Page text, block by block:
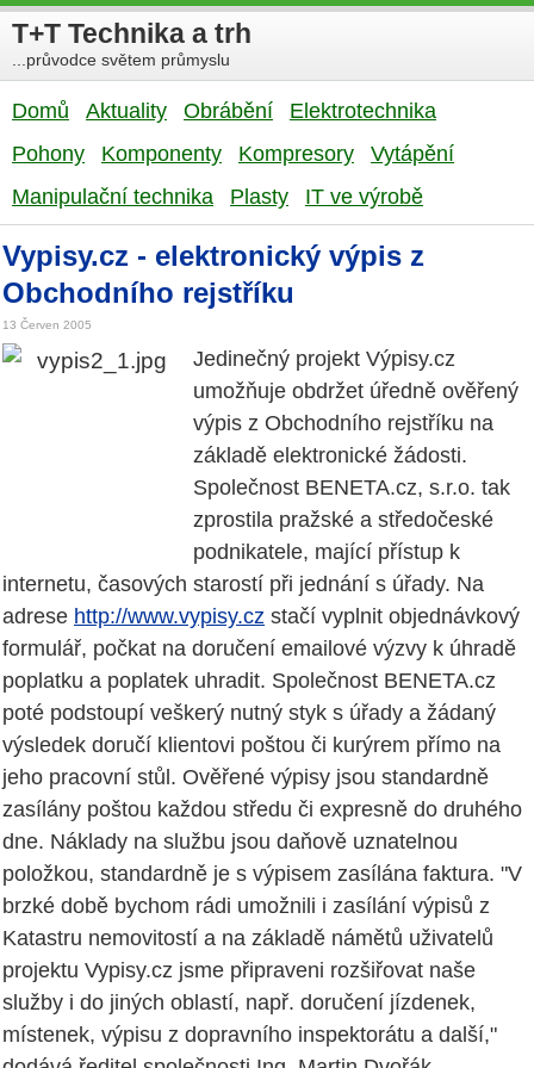
T+T Technika a trh
...průvodce světem průmyslu
Domů Aktuality Obrábění
Elektrotechnika
Pohony
Komponenty Kompresory
Vytápění
Manipulační technika
Plasty IT ve výrobě
Vypisy.cz - elektronický výpis z
Obchodního rejstříku
13 Červen 2005
Jedinečný projekt Výpisy.cz
umožňuje obdržet úředně ověřený
výpis z Obchodního rejstříku na
základě elektronické žádosti.
Společnost BENETA.cz, s.r.o. tak
zprostila pražské a středočeské
podnikatele, mající přístup k
internetu, časových starostí při jednání s úřady. Na
adrese http://www.vypisy.cz stačí vyplnit objednávkový
formulář, počkat na doručení emailové výzvy k úhradě
poplatku a poplatek uhradit. Společnost BENETA.cz
poté podstoupí veškerý nutný styk s úřady a žádaný
výsledek doručí klientovi poštou či kurýrem přímo na
jeho pracovní stůl. Ověřené výpisy jsou standardně
zasílány poštou každou středu či expresně do druhého
dne. Náklady na službu jsou daňově uznatelnou
položkou, standardně je s výpisem zasílána faktura. "V
brzké době bychom rádi umožnili i zasílání výpisů z
Katastru nemovitostí a na základě námětů uživatelů
projektu Vypisy.cz jsme připraveni rozšiřovat naše
služby i do jiných oblastí, např. doručení jízdenek,
místenek, výpisu z dopravního inspektorátu a další,"